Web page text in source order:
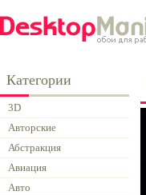
Категории
3D
Авторские
Абстракция
Авиация
Авто